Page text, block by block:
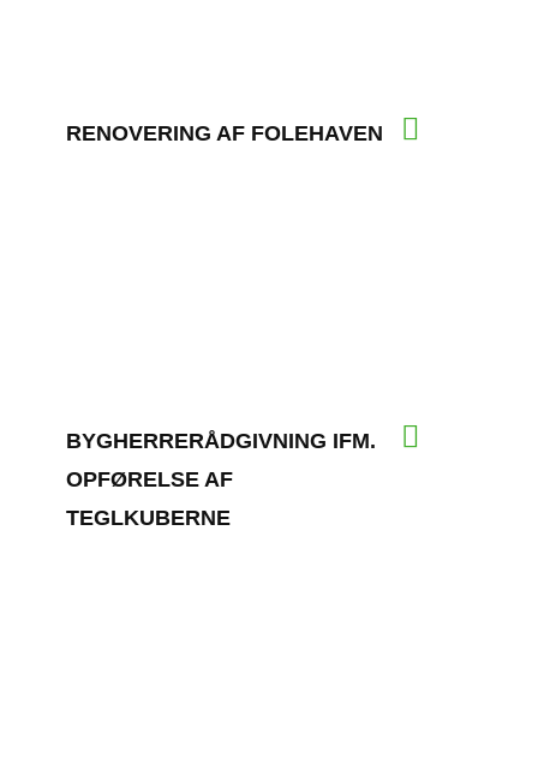
RENOVERING AF FOLEHAVEN
BYGHERRERÅDGIVNING IFM.
OPFØRELSE AF
TEGLKUBERNE